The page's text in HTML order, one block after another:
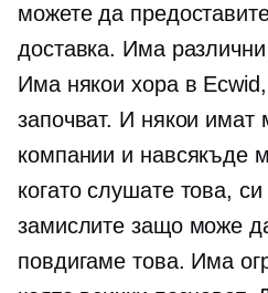
можете да
доставка. Има
Има някои хора в
започват. И някои имат
компании и навсякъде
когато слушате това,
замислите защо може
повдигаме това. Има